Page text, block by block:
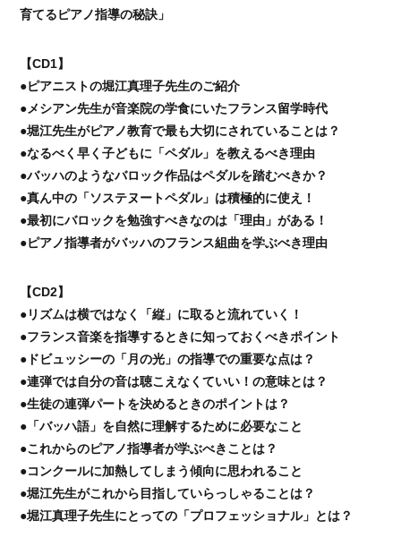
育てるピアノ指導の秘訣」
【CD1】
●ピアニストの堀江真理子先生のご紹介
●メシアン先生が音楽院の学食にいたフランス留学時代
●堀江先生がピアノ教育で最も大切にされていることは？
●なるべく早く子どもに「ペダル」を教えるべき理由
●バッハのようなバロック作品はペダルを踏むべきか？
●真ん中の「ソステヌートペダル」は積極的に使え！
●最初にバロックを勉強すべきなのは「理由」がある！
●ピアノ指導者がバッハのフランス組曲を学ぶべき理由
【CD2】
●リズムは横ではなく「縦」に取ると流れていく！
●フランス音楽を指導するときに知っておくべきポイント
●ドビュッシーの「月の光」の指導での重要な点は？
●連弾では自分の音は聴こえなくていい！の意味とは？
●生徒の連弾パートを決めるときのポイントは？
●「バッハ語」を自然に理解するために必要なこと
●これからのピアノ指導者が学ぶべきことは？
●コンクールに加熱してしまう傾向に思われること
●堀江先生がこれから目指していらっしゃることは？
●堀江真理子先生にとっての「プロフェッショナル」とは？